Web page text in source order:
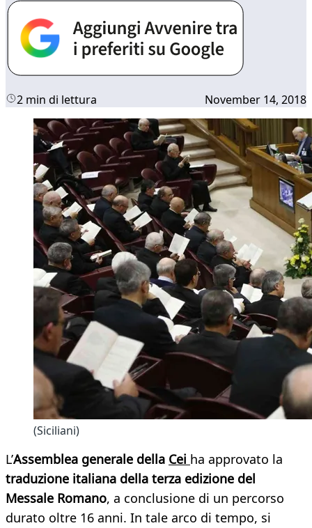
2 min di lettura November 14, 2018
(Siciliani)
L’Assemblea generale della Cei ha approvato la
traduzione italiana della terza edizione del
Messale Romano, a conclusione di un percorso
durato oltre 16 anni. In tale arco di tempo, si